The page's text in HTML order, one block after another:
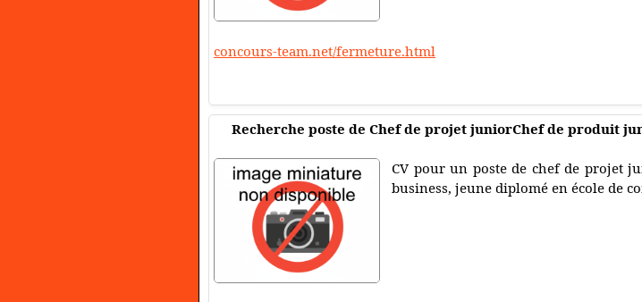
concours-team.net/fermeture.html
Recherche poste de Chef de projet juniorChef de produit
CV pour un poste de chef de projet
business, jeune diplomé en école de